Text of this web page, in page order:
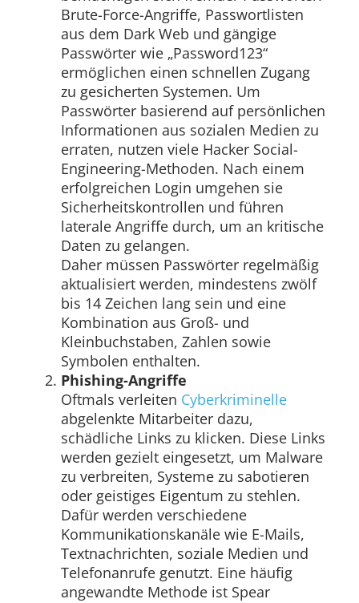
Brute-Force-Angriffe, Passwortlisten
aus dem Dark Web und gängige
Passwörter wie „Password123“
ermöglichen einen schnellen Zugang
zu gesicherten Systemen. Um
Passwörter basierend auf persönlichen
Informationen aus sozialen Medien zu
erraten, nutzen viele Hacker Social-
Engineering-Methoden. Nach einem
erfolgreichen Login umgehen sie
Sicherheitskontrollen und führen
laterale Angriffe durch, um an kritische
Daten zu gelangen.
Daher müssen Passwörter regelmäßig
aktualisiert werden, mindestens zwölf
bis 14 Zeichen lang sein und eine
Kombination aus Groß- und
Kleinbuchstaben, Zahlen sowie
Symbolen enthalten.
Phishing-Angriffe
Oftmals verleiten Cyberkriminelle
abgelenkte Mitarbeiter dazu,
schädliche Links zu klicken. Diese Links
werden gezielt eingesetzt, um Malware
zu verbreiten, Systeme zu sabotieren
oder geistiges Eigentum zu stehlen.
Dafür werden verschiedene
Kommunikationskanäle wie E-Mails,
Textnachrichten, soziale Medien und
Telefonanrufe genutzt. Eine häufig
angewandte Methode ist Spear